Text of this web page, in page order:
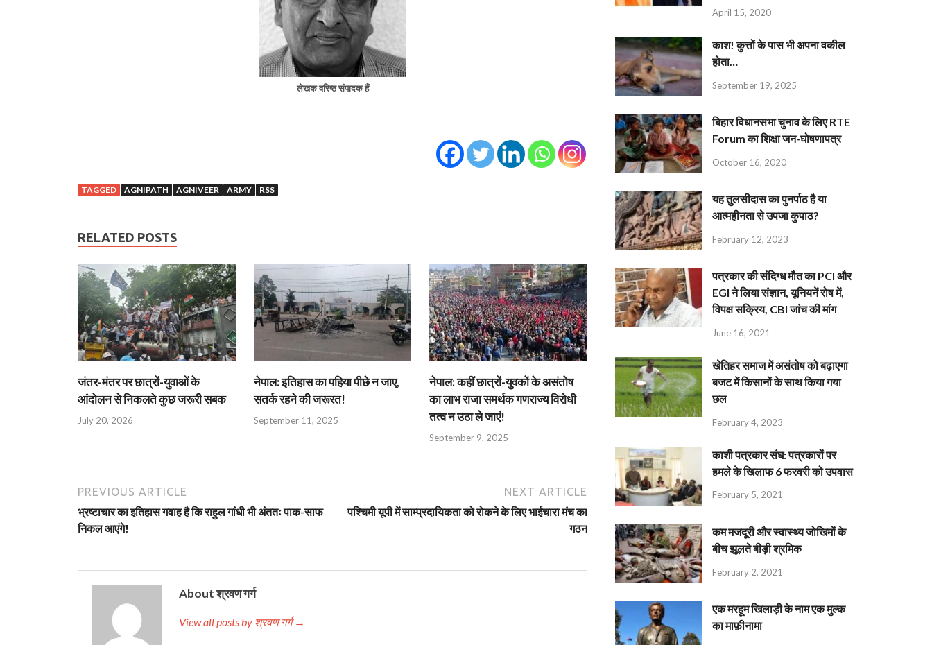
लेखक वरिष्ठ संपादक हैं
TAGGED AGNIPATH AGNIVEER ARMY RSS
RELATED POSTS
जंतर-मंतर पर छात्रों-युवाओं के
आंदोलन से निकलते कुछ जरूरी सबक
July 20, 2026
नेपाल: इतिहास का पहिया पीछे न जाए,
सतर्क रहने की जरूरत!
September 11, 2025
नेपाल: कहीं छात्रों-युवकों के असंतोष
का लाभ राजा समर्थक गणराज्य विरोधी
तत्व न उठा ले जाएं!
September 9, 2025
PREVIOUS ARTICLE
भ्रष्टाचार का इतिहास गवाह है कि राहुल गांधी भी अंततः पाक-साफ
निकल आएंगे!
NEXT ARTICLE
पश्चिमी यूपी में साम्प्रदायिकता को रोकने के लिए भाईचारा मंच का
गठन
About श्रवण गर्ग
View all posts by श्रवण गर्ग →
April 15, 2020
काश! कुत्तों के पास भी अपना वकील
होता…
September 19, 2025
बिहार विधानसभा चुनाव के लिए RTE
Forum का शिक्षा जन-घोषणापत्र
October 16, 2020
यह तुलसीदास का पुनर्पाठ है या
आत्महीनता से उपजा कुपाठ?
February 12, 2023
पत्रकार की संदिग्ध मौत का PCI और
EGI ने लिया संज्ञान, यूनियनें रोष में,
विपक्ष सक्रिय, CBI जांच की मांग
June 16, 2021
खेतिहर समाज में असंतोष को बढ़ाएगा
बजट में किसानों के साथ किया गया
छल
February 4, 2023
काशी पत्रकार संघ: पत्रकारों पर
हमले के खिलाफ 6 फरवरी को उपवास
February 5, 2021
कम मजदूरी और स्वास्थ्य जोखिमों के
बीच झूलते बीड़ी श्रमिक
February 2, 2021
एक मरहूम खिलाड़ी के नाम एक मुल्क
का माफ़ीनामा